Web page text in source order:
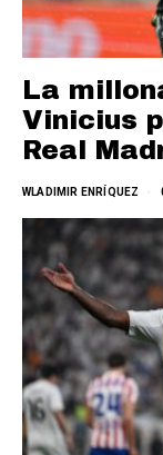
La
Vinicius
Real
WLADIMIR ENRÍQUEZ